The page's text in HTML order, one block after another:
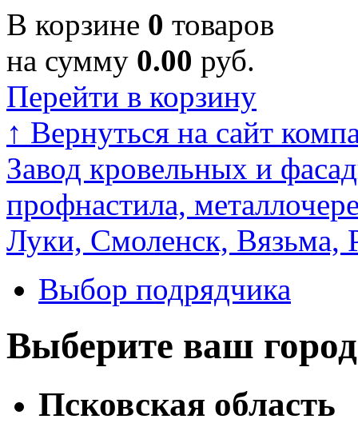
В корзине 0 товаров
на сумму 0.00 руб.
Перейти в корзину
↑ Вернуться на сайт
Завод кровельных и
профнастила,
Луки, Смоленск, Вязьма,
Выбор подрядчика
Выберите ваш город
Псковская область